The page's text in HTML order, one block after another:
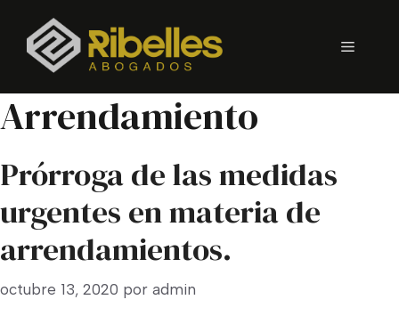
contenido
Menú
Arrendamiento
Prórroga de las medidas
urgentes en materia de
arrendamientos.
octubre 13, 2020 por admin